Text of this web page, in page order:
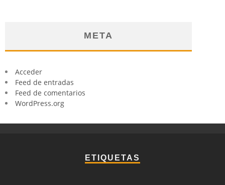
META
Acceder
Feed de entradas
Feed de comentarios
WordPress.org
ETIQUETAS